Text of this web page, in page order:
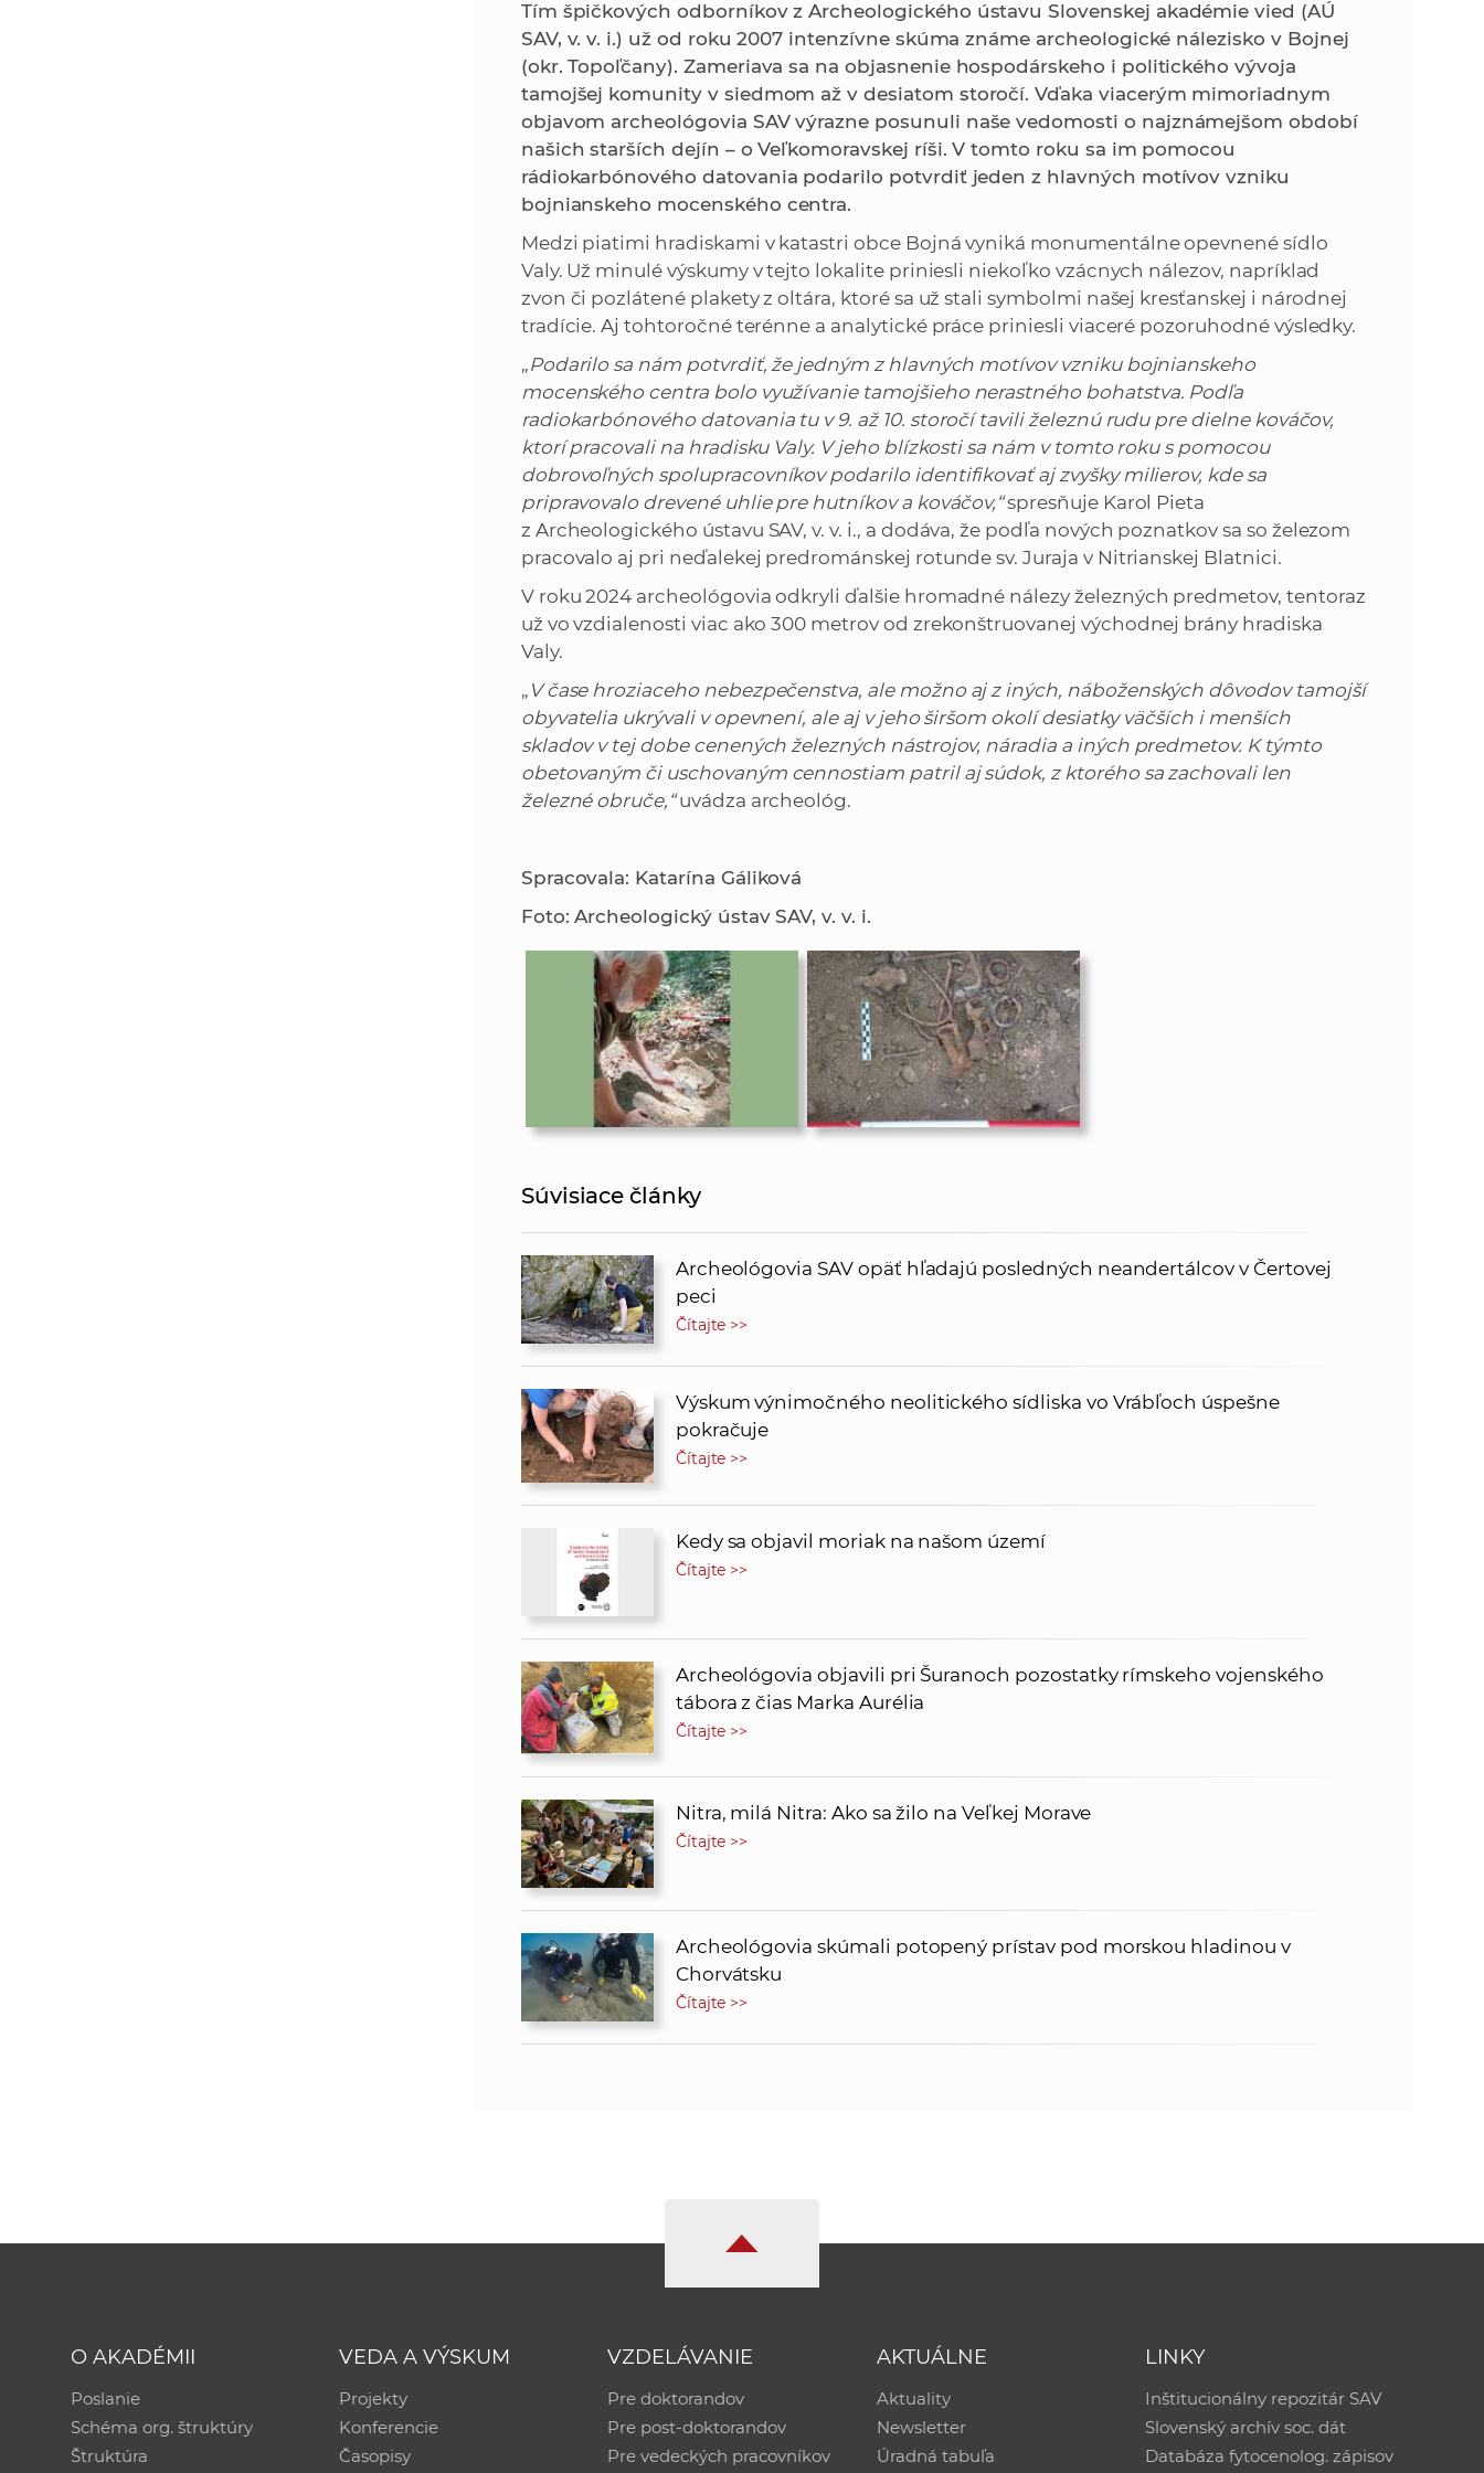
n
k
a
h
S
A
V
Tím špičkových odborníkov z Archeologického ústavu Slovenskej akadémie vied (AÚ
SAV, v. v. i.) už od roku 2007 intenzívne skúma známe archeologické nálezisko v Bojnej
(okr. Topoľčany). Zameriava sa na objasnenie hospodárskeho i politického vývoja
tamojšej komunity v siedmom až v desiatom storočí. Vďaka viacerým mimoriadnym
objavom archeológovia SAV výrazne posunuli naše vedomosti o najznámejšom období
našich starších dejín – o Veľkomoravskej ríši. V tomto roku sa im pomocou
rádiokarbónového datovania podarilo potvrdiť jeden z hlavných motívov vzniku
bojnianskeho mocenského centra.
Medzi piatimi hradiskami v katastri obce Bojná vyniká monumentálne opevnené sídlo
Valy. Už minulé výskumy v tejto lokalite priniesli niekoľko vzácnych nálezov, napríklad
zvon či pozlátené plakety z oltára, ktoré sa už stali symbolmi našej kresťanskej i národnej
tradície. Aj tohtoročné terénne a analytické práce priniesli viaceré pozoruhodné výsledky.
„Podarilo sa nám potvrdiť, že jedným z hlavných motívov vzniku bojnianskeho
mocenského centra bolo využívanie tamojšieho nerastného bohatstva. Podľa
radiokarbónového datovania tu v 9. až 10. storočí tavili železnú rudu pre dielne kováčov,
ktorí pracovali na hradisku Valy. V jeho blízkosti sa nám v tomto roku s pomocou
dobrovoľných spolupracovníkov podarilo identifikovať aj zvyšky milierov, kde sa
pripravovalo drevené uhlie pre hutníkov a kováčov,“spresňuje Karol Pieta
z Archeologického ústavu SAV, v. v. i., a dodáva, že podľa nových poznatkov sa so železom
pracovalo aj pri neďalekej predrománskej rotunde sv. Juraja v Nitrianskej Blatnici.
V roku 2024 archeológovia odkryli ďalšie hromadné nálezy železných predmetov, tentoraz
už vo vzdialenosti viac ako 300 metrov od zrekonštruovanej východnej brány hradiska
Valy.
„ V čase hroziaceho nebezpečenstva, ale možno aj z iných, náboženských dôvodov tamojší
obyvatelia ukrývali v opevnení, ale aj v jeho širšom okolí desiatky väčších i menších
skladov v tej dobe cenených železných nástrojov, náradia a iných predmetov. K týmto
obetovaným či uschovaným cennostiam patril aj súdok, z ktorého sa zachovali len
železné obruče,“uvádza archeológ.
Spracovala: Katarína Gáliková
Foto: Archeologický ústav SAV, v. v. i.
Súvisiace články
Archeológovia SAV opäť hľadajú posledných neandertálcov v Čertovej
peci
Čítajte >>
Výskum výnimočného neolitického sídliska vo Vrábľoch úspešne
pokračuje
Čítajte >>
Kedy sa objavil moriak na našom území
Čítajte >>
Archeológovia objavili pri Šuranoch pozostatky rímskeho vojenského
tábora z čias Marka Aurélia
Čítajte >>
Nitra, milá Nitra: Ako sa žilo na Veľkej Morave
Čítajte >>
Archeológovia skúmali potopený prístav pod morskou hladinou v
Chorvátsku
Čítajte >>
O AKADÉMII
Poslanie
Schéma org. štruktúry
Štruktúra
VEDA A VÝSKUM
Projekty
Konferencie
Časopisy
VZDELÁVANIE
Pre doktorandov
Pre post-doktorandov
Pre vedeckých pracovníkov
AKTUÁLNE
Aktuality
Newsletter
Úradná tabuľa
LINKY
Inštitucionálny repozitár SAV
Slovenský archív soc. dát
Databáza fytocenolog. zápisov